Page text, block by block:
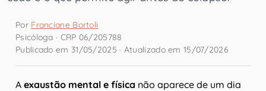
Por Franciane Bortoli
Psicóloga · CRP 06/205788
Publicado em 31/05/2025 · Atualizado em 15/07/2026
A exaustão mental e física não aparece de um dia